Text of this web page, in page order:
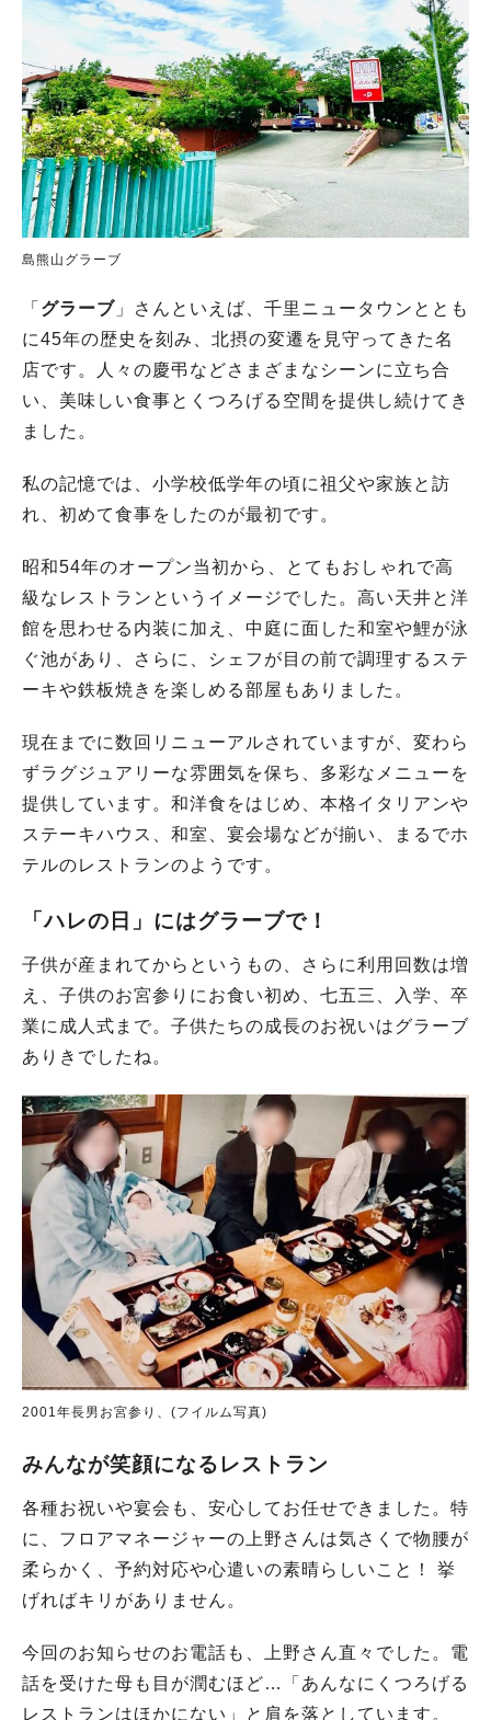
島熊山グラーブ
「 グラーブ 」さんといえば、千里ニュータウンととも
に45年の歴史を刻み、北摂の変遷を見守ってきた名
店です。人々の慶弔などさまざまなシーンに立ち合
い、美味しい食事とくつろげる空間を提供し続けてき
ました。
私の記憶では、小学校低学年の頃に祖父や家族と訪
れ、初めて食事をしたのが最初です。
昭和54年のオープン当初から、とてもおしゃれで高
級なレストランというイメージでした。高い天井と洋
館を思わせる内装に加え、中庭に面した和室や鯉が泳
ぐ池があり、さらに、シェフが目の前で調理するステ
ーキや鉄板焼きを楽しめる部屋もありました。
現在までに数回リニューアルされていますが、変わら
ずラグジュアリーな雰囲気を保ち、多彩なメニューを
提供しています。和洋食をはじめ、本格イタリアンや
ステーキハウス、和室、宴会場などが揃い、まるでホ
テルのレストランのようです。
「ハレの日」にはグラーブで！
子供が産まれてからというもの、さらに利用回数は増
え、子供のお宮参りにお食い初め、七五三、入学、卒
業に成人式まで。子供たちの成長のお祝いはグラーブ
ありきでしたね。
2001年長男お宮参り、(フイルム写真)
みんなが笑顔になるレストラン
各種お祝いや宴会も、安心してお任せできました。特
に、フロアマネージャーの上野さんは気さくで物腰が
柔らかく、予約対応や心遣いの素晴らしいこと！ 挙
げればキリがありません。
今回のお知らせのお電話も、上野さん直々でした。電
話を受けた母も目が潤むほど…「あんなにくつろげる
レストランはほかにない」と肩を落としています。